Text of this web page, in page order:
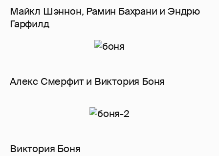
Майкл Шэннон, Рамин Бахрани и Эндрю
Гарфилд
Алекс Смерфит и Виктория Боня
Виктория Боня